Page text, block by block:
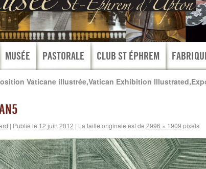
MUSÉE PASTORALE CLUB ST ÉPHREM
Vaticane illustrée,Vatican Exhibition
| Publié le 12 juin 2012 | La taille originale est de 2996 × 1909 pixels